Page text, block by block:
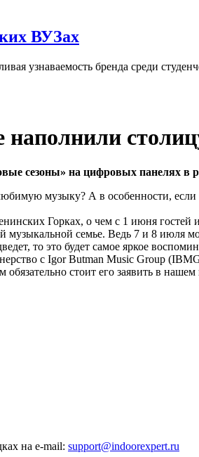
ВУЗах
узнаваемость бренда среди
наполнили
сезоны» на цифровых панелях в
музыку? А в особенности,
Горках, о чем с 1 июня
семье. Ведь 7 и 8 июля
то это будет самое яркое
с Igor Butman Music Group
стоит его заявить в
на e-mail: support@indoorexpert.ru